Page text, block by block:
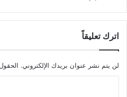
اترك تعليقاً
لن يتم نشر عنوان بريدك الإلكتروني.